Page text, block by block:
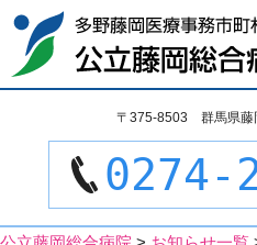
検
索:
〒375-8503 群馬県藤
0274-